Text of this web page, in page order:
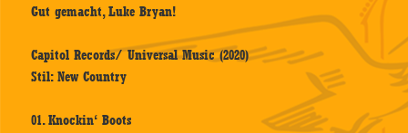
Gut gemacht, Luke Bryan!
Capitol Records/ Universal Music (2020)
Stil: New Country
01. Knockin‘ Boots